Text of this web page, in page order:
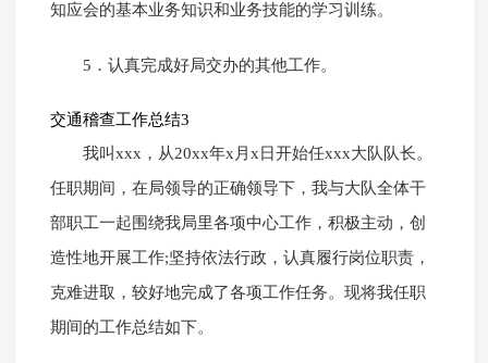
知应会的基本业务知识和业务技能的学习训练。
5．认真完成好局交办的其他工作。
交通稽查工作总结3
我叫xxx，从20xx年x月x日开始任xxx大队队长。
任职期间，在局领导的正确领导下，我与大队全体干
部职工一起围绕我局里各项中心工作，积极主动，创
造性地开展工作;坚持依法行政，认真履行岗位职责，
克难进取，较好地完成了各项工作任务。现将我任职
期间的工作总结如下。